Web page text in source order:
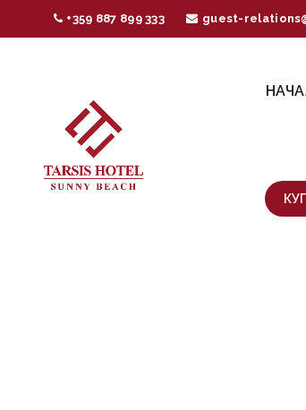
+359 887 899 333 guest-